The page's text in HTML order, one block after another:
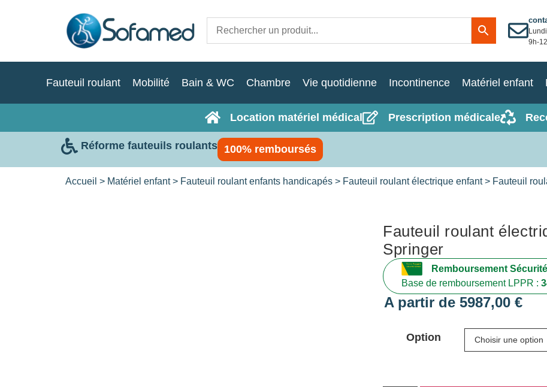
9h-
Fauteuil roulant Mobilité Bain & WC Chambre Vie quotidienne Incontinence Matériel enfant
Location matériel médical Prescription médicale
Réforme fauteuils roulants 100% remboursés
Accueil > Matériel enfant> Fauteuil roulant enfants handicapés > Fauteuil roulant électrique enfant> Fauteuil
Fauteuil roulant
Springer
Remboursement
Base de remboursement LPPR :
A partir de 5987,00 €
Option